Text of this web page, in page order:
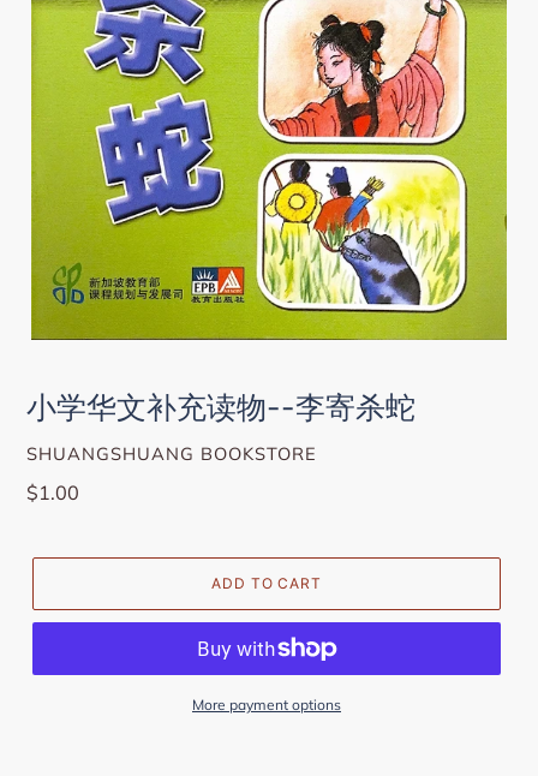
小学华文补充读物--李寄杀蛇
VENDOR
SHUANGSHUANG BOOKSTORE
Regular
$1.00
ADD TO CART
More payment options